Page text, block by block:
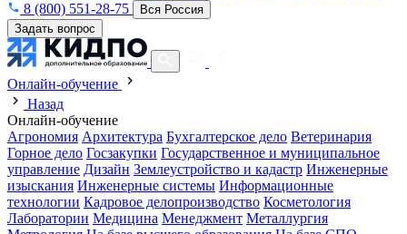
8 (800) 551-28-75
Вся Россия
Задать вопрос
Онлайн-обучение
Назад
Онлайн-обучение
Агрономия Архитектура Бухгалтерское дело Ветеринария
Горное дело Госзакупки Государственное и муниципальное
управление Дизайн Землеустройство и кадастр Инженерные
изыскания Инженерные системы Информационные
технологии Кадровое делопроизводство Косметология
Лаборатории Медицина Менеджмент Металлургия